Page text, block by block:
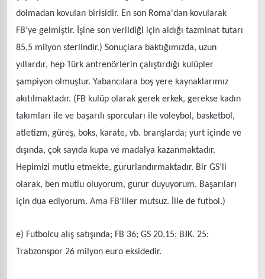
dolmadan kovulan birisidir. En son Roma'dan kovularak
FB’ye gelmiştir. İşine son verildiği için aldığı tazminat tutarı
85,5 milyon sterlindir.) Sonuçlara baktığımızda, uzun
yıllardır, hep Türk antrenörlerin çalıştırdığı kulüpler
şampiyon olmuştur. Yabancılara boş yere kaynaklarımız
akıtılmaktadır. (FB kulüp olarak gerek erkek, gerekse kadın
takımları ile ve başarılı sporcuları ile voleybol, basketbol,
atletizm, güreş, boks, karate, vb. branşlarda; yurt içinde ve
dışında, çok sayıda kupa ve madalya kazanmaktadır.
Hepimizi mutlu etmekte, gururlandırmaktadır. Bir GS’li
olarak, ben mutlu oluyorum, gurur duyuyorum. Başarıları
için dua ediyorum. Ama FB’liler mutsuz. İlle de futbol.)
e) Futbolcu alış satışında; FB 36; GS 20,15; BJK. 25;
Trabzonspor 26 milyon euro eksidedir.